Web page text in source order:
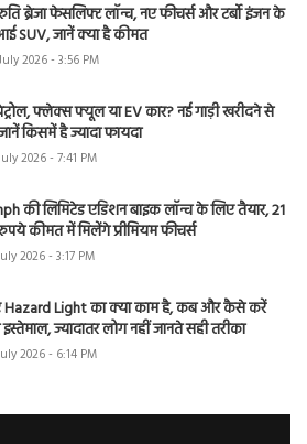
ब्रेजा फेसलिफ्ट लॉन्च, नए फीचर्स और टर्बो इंजन के
SUV, जानें क्या है कीमत
2026 - 3:56 PM
फ्लेक्स फ्यूल या EV कार? नई गाड़ी खरीदने से
किसमें है ज्यादा फायदा
2026 - 7:41 PM
की लिमिटेड एडिशन बाइक लॉन्च के लिए तैयार, 21
कीमत में मिलेंगे प्रीमियम फीचर्स
2026 - 3:17 PM
Hazard Light का क्या काम है, कब और कैसे करें
ज्यादातर लोग नहीं जानते सही तरीका
2026 - 6:14 PM